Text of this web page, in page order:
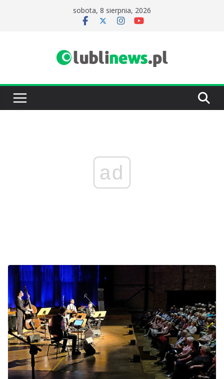
sobota, 8 sierpnia, 2026
ad